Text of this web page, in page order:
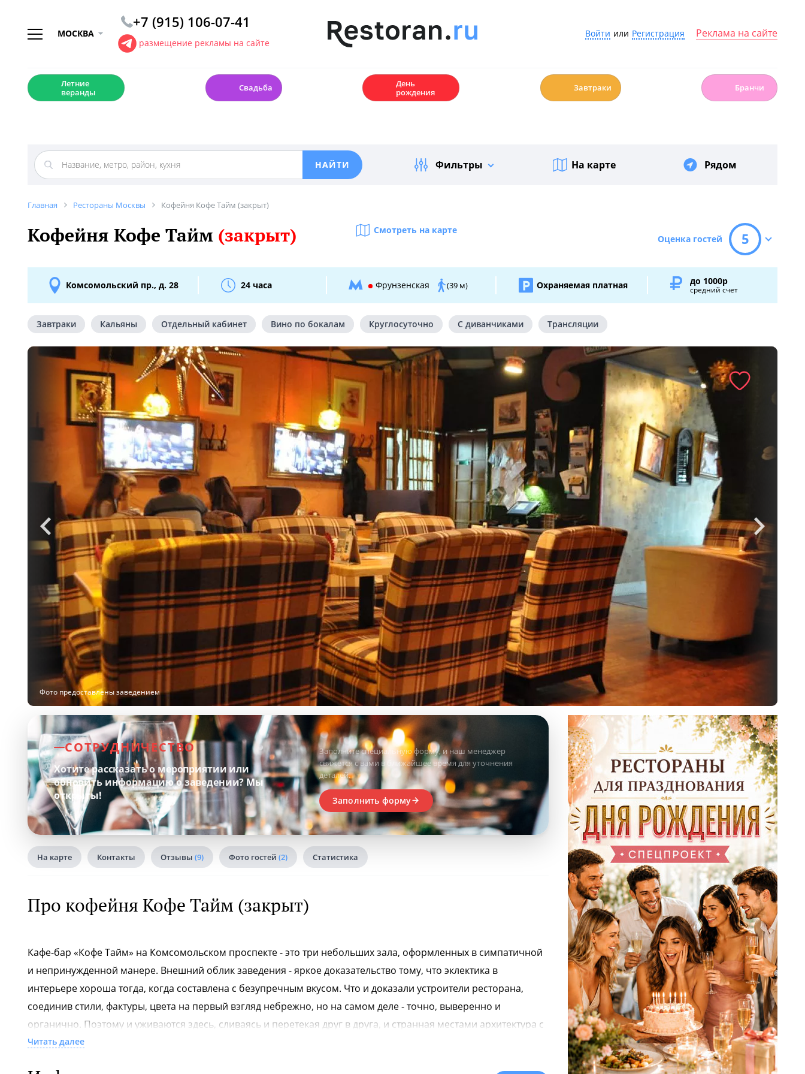
МОСКВА
+7 (915) 106-07-41
размещение рекламы на сайте
Войти или Регистрация Реклама на сайте
Летние
веранды
Свадьба
День
рождения
Завтраки Бранчи
Фильтры На карте Рядом
Главная Рестораны Москвы Кофейня Кофе Тайм (закрыт)
Кофейня Кофе Тайм (закрыт) Смотреть на карте
Оценка гостей 5
Комсомольский пр., д. 28 24 часа Фрунзенская (39 м) Охраняемая платная до 1000р
средний счет
Завтраки Кальяны Отдельный кабинет Вино по бокалам Круглосуточно С диванчиками Трансляции
Фото предоставлены заведением
СОТРУДНИЧЕСТВО
Хотите рассказать о мероприятии или
обновить информацию о заведении?Мы
открыты!
Заполните специальную форму, и наш менеджер
свяжется с вами в ближайшее время для уточнения
деталей.
Заполнить форму
На карте Контакты Отзывы (9) Фото гостей (2) Статистика
Про кофейня Кофе Тайм (закрыт)
Кафе-бар «Кофе Тайм» на Комсомольском проспекте - это три небольших зала, оформленных в симпатичной
и непринужденной манере. Внешний облик заведения - яркое доказательство тому, что эклектика в
интерьере хороша тогда, когда составлена с безупречным вкусом. Что и доказали устроители ресторана,
соединив стили, фактуры, цвета на первый взгляд небрежно, но на самом деле - точно, выверенно и
органично. Поэтому и уживаются здесь, сливаясь и перетекая друг в друга, и странная местами архитектура с
почти вызывающими пропорциями и очертаниями потолочных изгибов и пузатых дверных проемов,
Читать далее